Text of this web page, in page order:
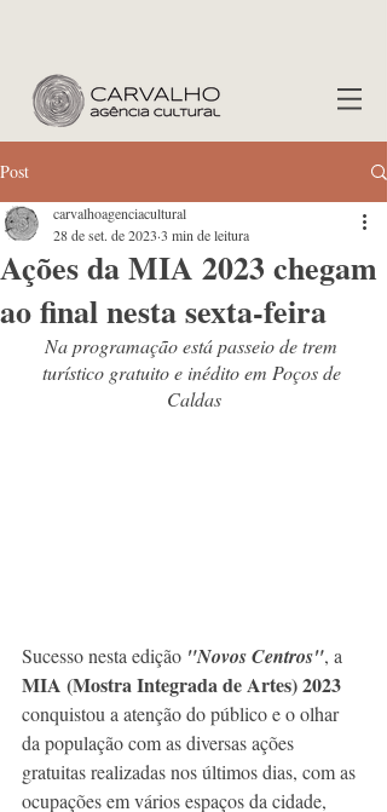
Post
Ações da MIA 2023 chegam
ao final nesta sexta-feira
carvalhoagenciacultural
28 de set. de 2023 3 min de leitura
Na programação está passeio de trem
turístico gratuito e inédito em Poços de
Caldas
Sucesso nesta edição "Novos Centros", a
MIA (Mostra Integrada de Artes) 2023
conquistou a atenção do público e o olhar
da população com as diversas ações
gratuitas realizadas nos últimos dias, com as
ocupações em vários espaços da cidade,